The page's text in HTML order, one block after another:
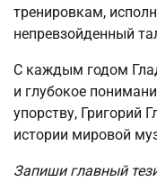
тренировкам,
непревзойденный
С каждым годом
и глубокое
упорству, Григорий
истории мировой
Запиши главный